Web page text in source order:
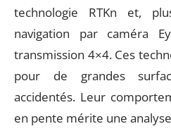
technologie RTKn et,
navigation par caméra
transmission 4×4. Ces
pour de grandes
accidentés. Leur
en pente mérite une